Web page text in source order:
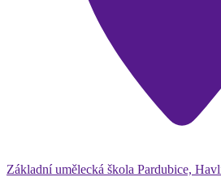
Základní umělecká škola Pardubice,